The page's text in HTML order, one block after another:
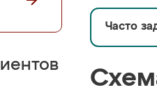
Часто